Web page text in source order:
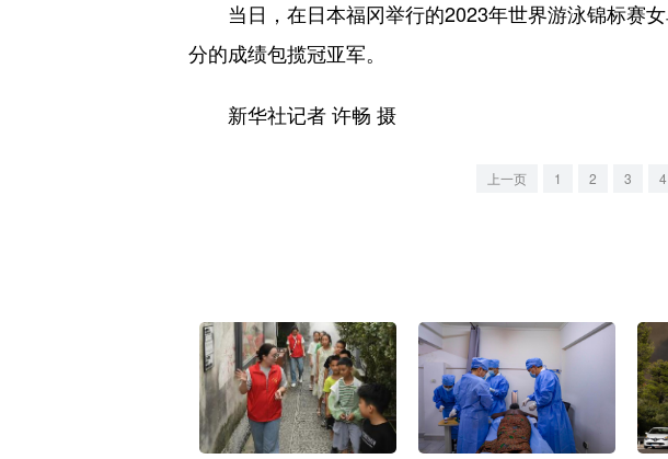
当日，在日本福冈举行的2023年世界游泳锦标赛女
分的成绩包揽冠亚军。
新华社记者 许畅 摄
上一页 1 2 3 4